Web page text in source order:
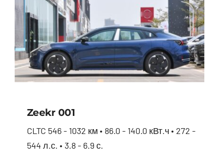
Zeekr 001
CLTC 546 - 1032 км • 86.0 - 140.0 кВт.ч • 272 -
544 л.с. • 3.8 - 6.9 с.